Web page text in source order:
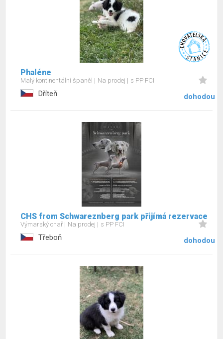
Phaléne
Malý kontinentální španěl Na prodej s PP FCI
Dříteň dohodou
CHS from Schwareznberg park přijímá rezervace
Výmarský ohař Na prodej s PP FCI
Třeboň dohodou